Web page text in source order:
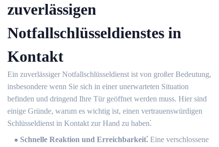
zuverlässigen
Notfallschlüsseldienstes in
Kontakt
Ein zuverlässiger Notfallschlüsseldienst ist von großer Bedeutung,
insbesondere wenn Sie sich in einer unerwarteten Situation
befinden und dringend Ihre Tür geöffnet werden muss.​ Hier sind
einige Gründe, warum es wichtig ist, einen vertrauenswürdigen
Schlüsseldienst in Kontakt zur Hand zu haben⁚
Schnelle Reaktion und Erreichbarkeit⁚ Eine verschlossene